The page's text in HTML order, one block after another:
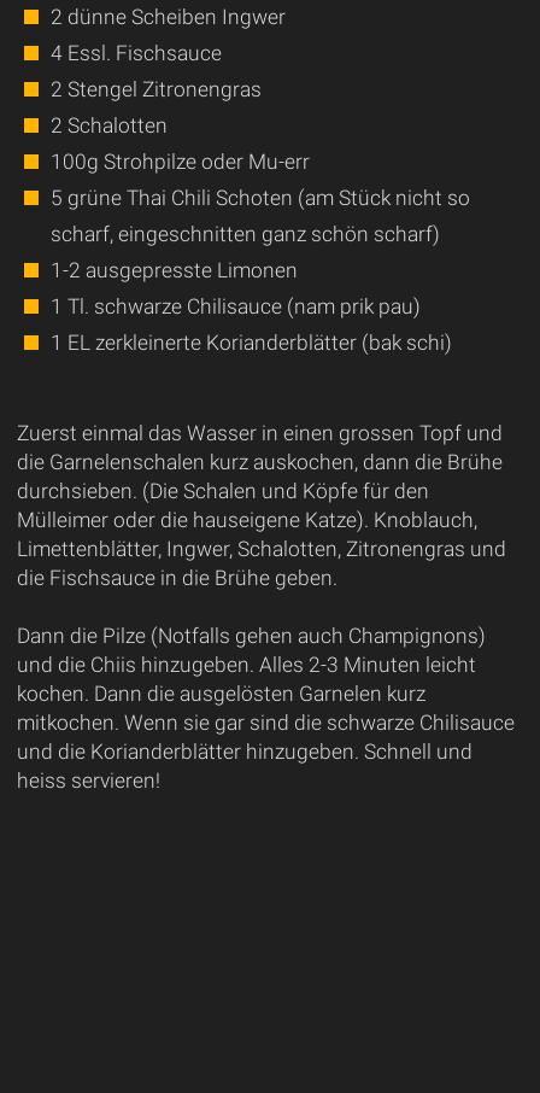
2 dünne Scheiben Ingwer
4 Essl. Fischsauce
2 Stengel Zitronengras
2 Schalotten
100g Strohpilze oder Mu-err
5 grüne Thai Chili Schoten (am Stück nicht so
scharf, eingeschnitten ganz schön scharf)
1-2 ausgepresste Limonen
1 Tl. schwarze Chilisauce (nam prik pau)
1 EL zerkleinerte Korianderblätter (bak schi)
Zuerst einmal das Wasser in einen grossen Topf und
die Garnelenschalen kurz auskochen, dann die Brühe
durchsieben. (Die Schalen und Köpfe für den
Mülleimer oder die hauseigene Katze). Knoblauch,
Limettenblätter, Ingwer, Schalotten, Zitronengras und
die Fischsauce in die Brühe geben.
Dann die Pilze (Notfalls gehen auch Champignons)
und die Chiis hinzugeben. Alles 2-3 Minuten leicht
kochen. Dann die ausgelösten Garnelen kurz
mitkochen. Wenn sie gar sind die schwarze Chilisauce
und die Korianderblätter hinzugeben. Schnell und
heiss servieren!